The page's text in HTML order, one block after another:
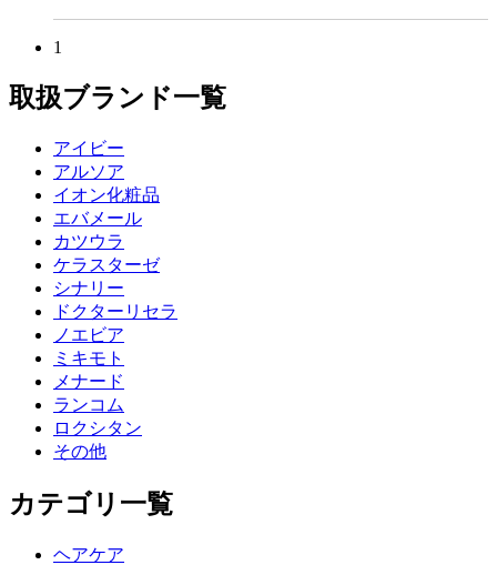
1
取扱ブランド一覧
アイビー
アルソア
イオン化粧品
エバメール
カツウラ
ケラスターゼ
シナリー
ドクターリセラ
ノエビア
ミキモト
メナード
ランコム
ロクシタン
その他
カテゴリ一覧
ヘアケア